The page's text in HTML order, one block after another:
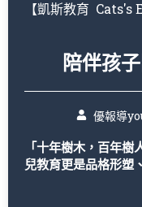
【凱斯教育
陪伴孩
優報導
「十年樹木，百年
兒教育更是品格形塑